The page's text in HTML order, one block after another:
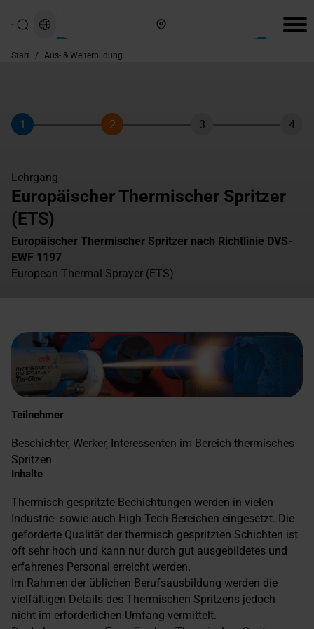
Start / Aus- & Weiterbildung
Schritt
1
Schritt
2
Schritt
3 4
Lehrgang
Europäischer Thermischer Spritzer
(ETS)
Europäischer Thermischer Spritzer nach Richtlinie DVS-
EWF 1197
European Thermal Sprayer (ETS)
Teilnehmer
Beschichter, Werker, Interessenten im Bereich thermisches
Spritzen
Inhalte
Thermisch gespritzte Bechichtungen werden in vielen
Industrie- sowie auch High-Tech-Bereichen eingesetzt. Die
geforderte Qualität der thermisch gespritzten Schichten ist
oft sehr hoch und kann nur durch gut ausgebildetes und
erfahrenes Personal erreicht werden.
Im Rahmen der üblichen Berufsausbildung werden die
vielfältigen Details des Thermischen Spritzens jedoch
nicht im erforderlichen Umfang vermittelt.